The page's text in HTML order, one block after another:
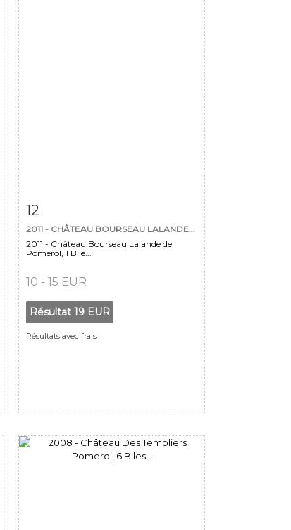
Fiche détaillée
12
2011 - CHÂTEAU BOURSEAU LALANDE...
2011 - Château Bourseau Lalande de
Pomerol, 1 Blle...
10 - 15 EUR
Résultat 19 EUR
Résultats avec frais